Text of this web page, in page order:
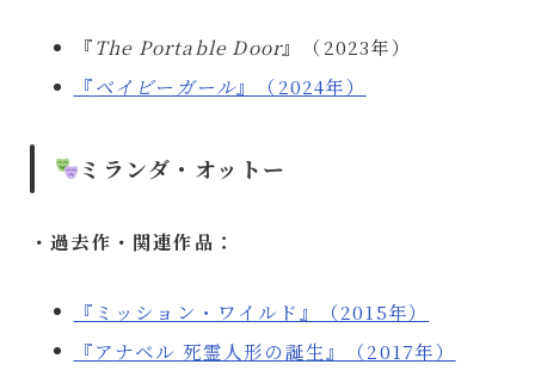
『The Portable Door』（2023年）
『ベイビーガール』（2024年）
ミランダ・オットー
・過去作・関連作品：
『ミッション・ワイルド』（2015年）
『アナベル 死霊人形の誕生』（2017年）